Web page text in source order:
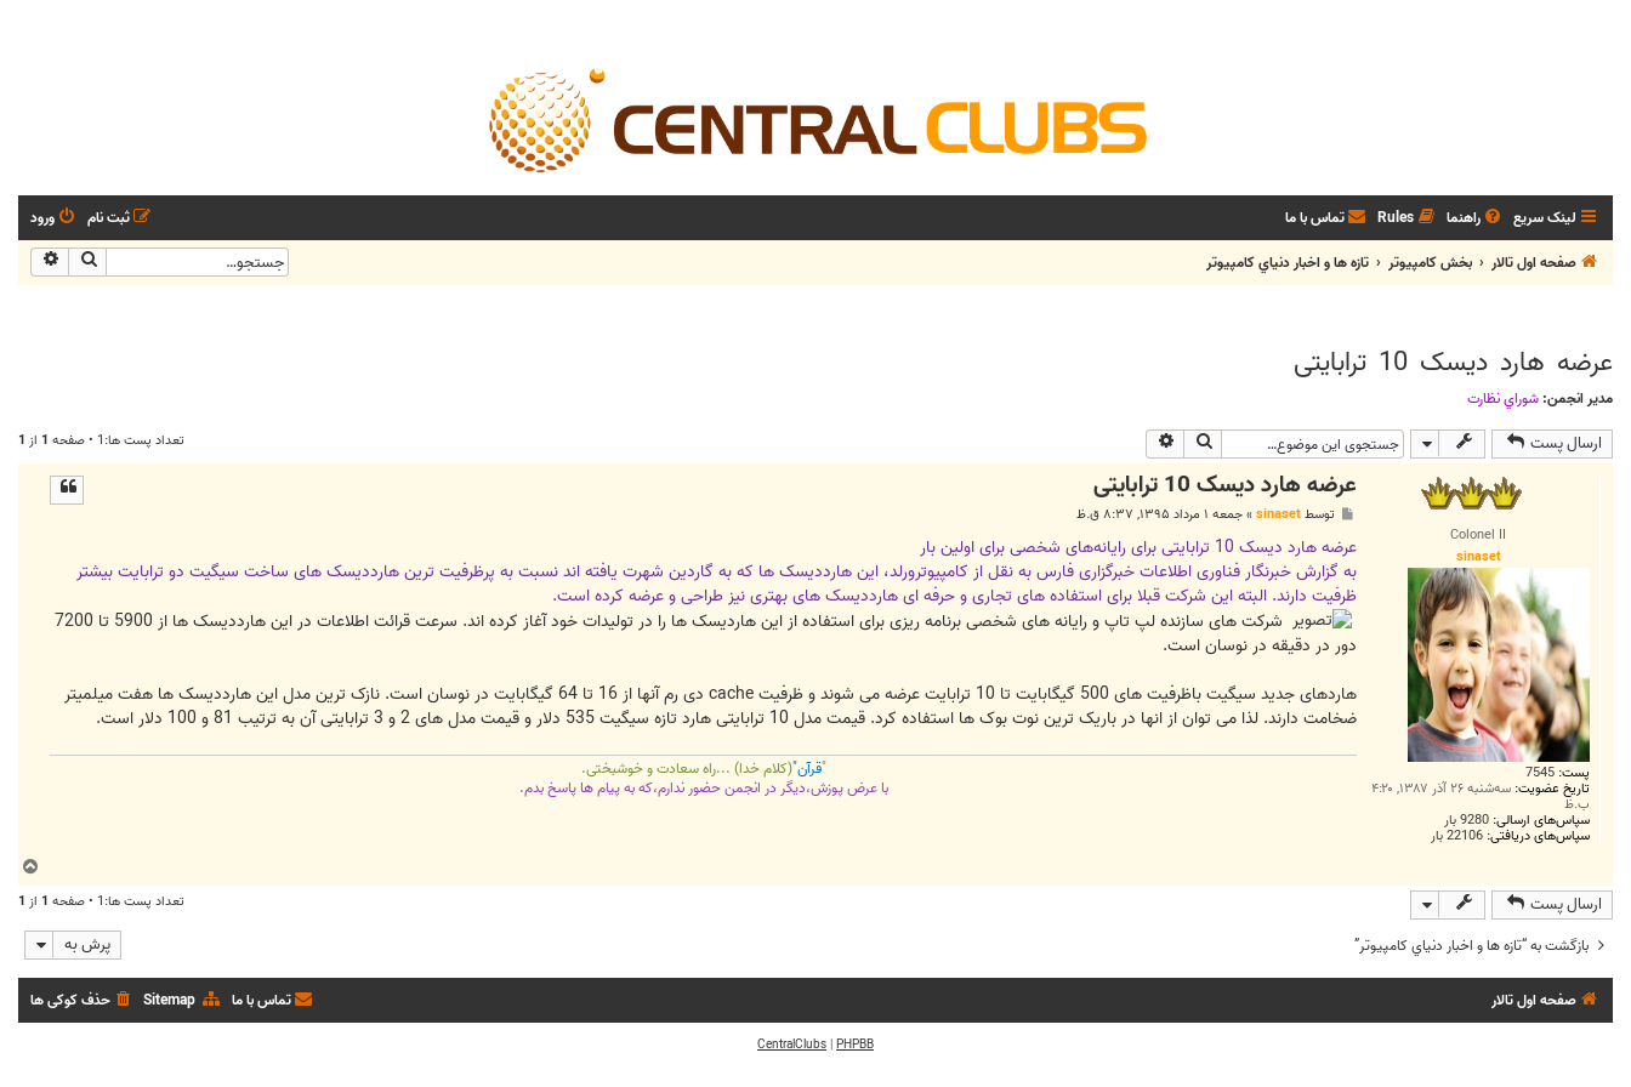
لینک سریع راهنما Rules تماس با ما ورود
ثبت نام
صفحه اول تالار
بخش كامپيوتر تازه ها و اخبار دنياي کامپيوتر جستجو
عرضه هارد دیسک 10 ترابایتی
مدیر انجمن: شوراي نظارت
ارسال پست جستجو تعداد پست ها:1 • صفحه 1 از 1
Colonel II
sinaset
پست: 7545
تاریخ عضویت: سه‌شنبه ۲۶ آذر ۱۳۸۷, ۴:۲۰
ب.ظ
سپاس‌های ارسالی: 9280 بار
سپاس‌های دریافتی: 22106 بار
عرضه هارد دیسک 10 ترابایتی
ت
توسطsinaset
»جمعه ۱ مرداد ۱۳۹۵, ۸:۳۷ ق.ظ
عرضه هارد دیسک 10 ترابایتی برای رایانه‌های شخصی برای اولین بار
به گزارش خبرنگار فناوری اطلاعات خبرگزاری فارس به نقل از کامپیوترورلد، این هارددیسک ها که به گاردین شهرت یافته اند نسبت به پرظرفیت ترین هارددیسک های ساخت سیگیت دو ترابایت بیشتر
ظرفیت دارند. البته این شرکت قبلا برای استفاده های تجاری و حرفه ای هارددیسک های بهتری نیز طراحی و عرضه کرده است.
شرکت های سازنده لپ تاپ و رایانه های شخصی برنامه ریزی برای استفاده از این هاردیسک ها را در تولیدات خود آغاز کرده اند. سرعت قرائت اطلاعات در این هارددیسک ها از 5900 تا 7200
دور در دقیقه در نوسان است.
هاردهای جدید سیگیت باظرفیت های 500 گیگابایت تا 10 ترابایت عرضه می شوند و ظرفیت cache دی رم آنها از 16 تا 64 گیگابایت در نوسان است. نازک ترین مدل این هارددیسک ها هفت میلمیتر
ضخامت دارند. لذا می توان از انها در باریک ترین نوت بوک ها استفاده کرد. قیمت مدل 10 ترابایتی هارد تازه سیگیت 535 دلار و قیمت مدل های 2 و 3 ترابایتی آن به ترتیب 81 و 100 دلار است.
"قرآن"(کلام خدا) ...راه سعادت و خوشبختی.
با عرض پوزش،دیگر در انجمن حضور ندارم،که به پیام ها پاسخ بدم.
ا
ارسال پست تعداد پست ها:1 • صفحه 1 از 1
بازگشت به “تازه ها و اخبار دنياي کامپيوتر” پرش به
صفحه اول تالار حذف کوکی ها Sitemap تماس با ما
PHPBB
|
CentralClubs